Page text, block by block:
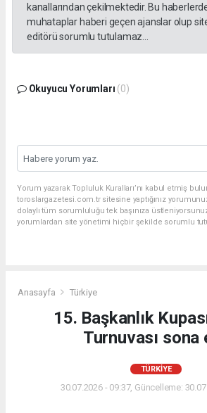
kanallarından çekilmektedir. Bu
muhataplar haberi geçen ajanslar olup
editörü sorumlu tutulamaz...
Okuyucu Yorumları (0)
Yorum yazarak Topluluk Kuralları’nı kabul etmiş
toroslargazetesi.com.tr sitesine yaptığınız
dolaylı tüm sorumluluğu tek başınıza
yorumlardan site yönetimi hiçbir şekilde sorumlu
Anasayfa Türkiye
15. Başkanlık
Turnuvası sona
TÜRKIYE
30.07.2026 - 09:37, Güncelleme: